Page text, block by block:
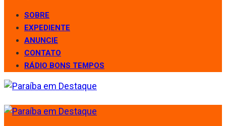
SOBRE
EXPEDIENTE
ANUNCIE
CONTATO
RÁDIO BONS TEMPOS